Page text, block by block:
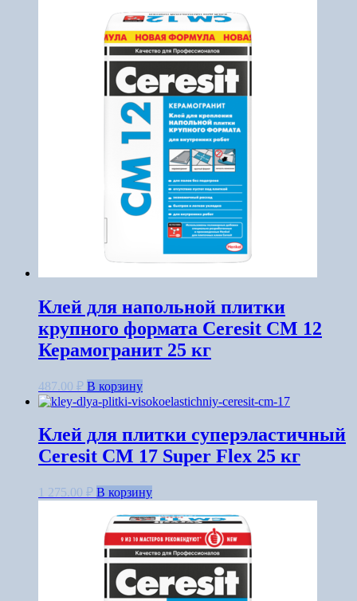
Клей для напольной плитки
крупного формата Ceresit CM 12
Керамогранит 25 кг
487.00 ₽ В корзину
Клей для плитки суперэластичный
Ceresit CM 17 Super Flex 25 кг
1 275.00 ₽ В корзину